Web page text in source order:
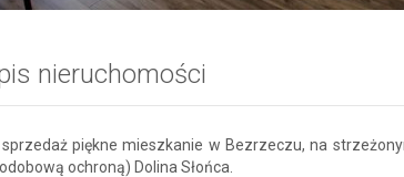
nieruchomości
sprzedaż piękne mieszkanie w Bezrzeczu, na
ochroną) Dolina Słońca.